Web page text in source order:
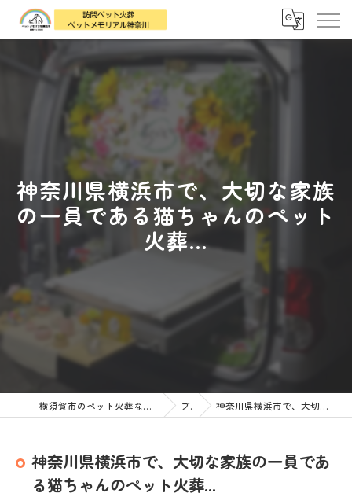
神奈川県横浜市で、大切な家族
の一員である猫ちゃんのペット
火葬...
横須賀市のペット火葬なら訪問ペット火葬 ペットメモリアル神奈川 ブログ 神奈川県横浜市で、大切な家族の一員である猫ちゃんのペット火葬...
神奈川県横浜市で、大切な家族の一員であ
る猫ちゃんのペット火葬...